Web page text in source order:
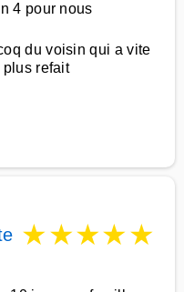
4 pour nous
du voisin qui a vite
refait
★★★★★